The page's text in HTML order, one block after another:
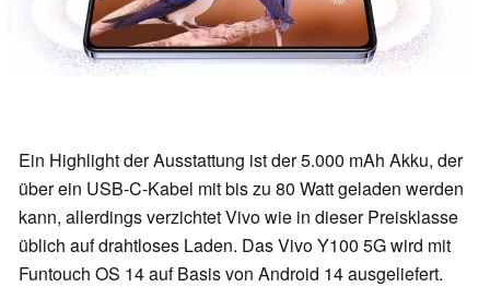
Ein Highlight der Ausstattung ist der 5.000 mAh Akku, der
über ein USB-C-Kabel mit bis zu 80 Watt geladen werden
kann, allerdings verzichtet Vivo wie in dieser Preisklasse
üblich auf drahtloses Laden. Das Vivo Y100 5G wird mit
Funtouch OS 14 auf Basis von Android 14 ausgeliefert.